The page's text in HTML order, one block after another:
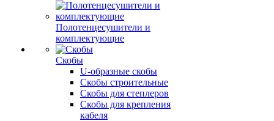
Полотенцесушители и
комплектующие
Скобы
U-образные скобы
Скобы строительные
Скобы для степлеров
Скобы для крепления
кабеля